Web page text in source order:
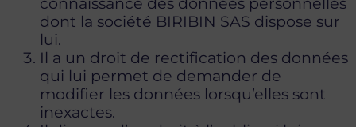
dont la société BIRIBIN SAS dispose sur
lui.
Il a un droit de rectification des données
qui lui permet de demander de
modifier les données lorsqu’elles sont
inexactes.